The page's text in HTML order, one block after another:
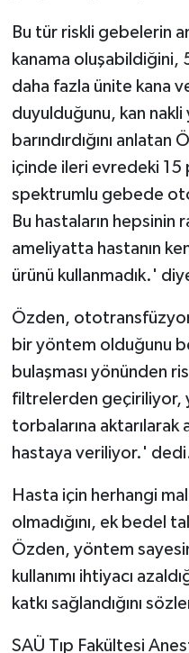
Bu tür riskli gebelerin
kanama oluşabildiğini,
daha fazla ünite kana
duyulduğunu, kan nakli
barındırdığını
içinde ileri evredeki 15
spektrumlu gebede
Bu hastaların
ameliyatta hastanın
ürünü kullanmadık.'
Özden,
bir yöntem olduğunu
bulaşması yönünden
filtrelerden geçiriliyor,
torbalarına aktarılarak
hastaya veriliyor.'
Hasta için herhangi
olmadığını, ek bedel
Özden, yöntem
kullanımı ihtiyacı
katkı sağlandığını
SAÜ Tıp Fakültesi